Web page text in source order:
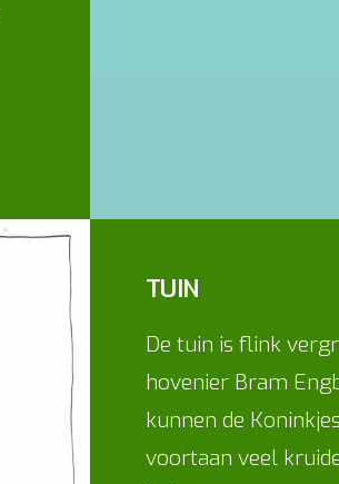
TUIN
De tuin is flink
hovenier Bram
kunnen de
voortaan veel